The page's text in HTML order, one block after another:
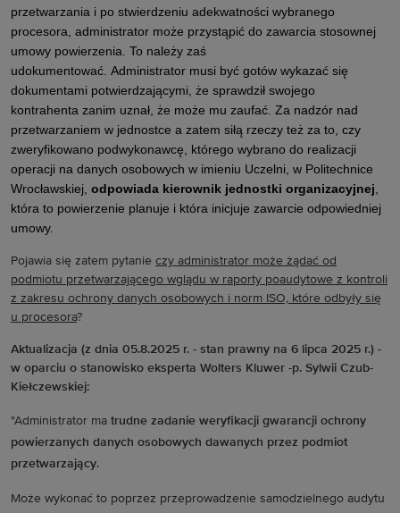
przetwarzania i po stwierdzeniu adekwatności wybranego
procesora, administrator może przystąpić do zawarcia stosownej
umowy powierzenia. To należy zaś
udokumentować. Administrator musi być gotów wykazać się
dokumentami potwierdzającymi, że sprawdził swojego
kontrahenta zanim uznał, że może mu zaufać. Za nadzór nad
przetwarzaniem w jednostce a zatem siłą rzeczy też za to, czy
zweryfikowano podwykonawcę, którego wybrano do realizacji
operacji na danych osobowych w imieniu Uczelni, w Politechnice
Wrocławskiej, odpowiada kierownik jednostki organizacyjnej
która to powierzenie planuje i która inicjuje zawarcie odpowiedniej
umowy.
Pojawia się zatem pytanie czy administrator może żądać od
podmiotu przetwarzającego wglądu w raporty poaudytowe z kontroli
z zakresu ochrony danych osobowych i norm ISO, które odbyły się
u procesora?
Aktualizacja (z dnia 05.8.2025 r. - stan prawny na 6 lipca 2025 r.) -
w oparciu o stanowisko eksperta Wolters Kluwer -p. Sylwii Czub-
Kiełczewskiej:
"Administrator ma trudne zadanie weryfikacji gwarancji ochrony
powierzanych danych osobowych dawanych przez podmiot
przetwarzający.
Może wykonać to poprzez przeprowadzenie samodzielnego audytu